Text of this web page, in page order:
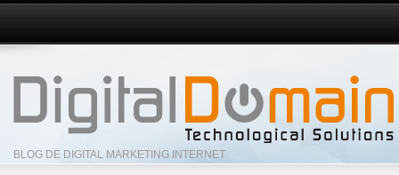
BLOG DE DIGITAL MARKETING INTERNET